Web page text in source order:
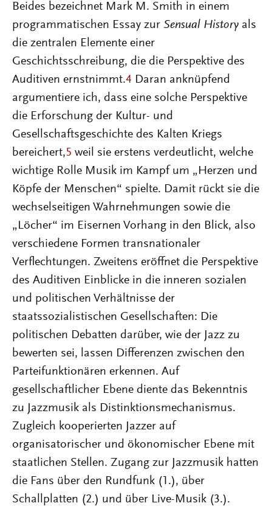
Beides bezeichnet Mark M. Smith in einem
programmatischen Essay zur Sensual History als
die zentralen Elemente einer
Geschichtsschreibung, die die Perspektive des
Auditiven ernstnimmt.4 Daran anknüpfend
argumentiere ich, dass eine solche Perspektive
die Erforschung der Kultur- und
Gesellschaftsgeschichte des Kalten Kriegs
bereichert,5 weil sie erstens verdeutlicht, welche
wichtige Rolle Musik im Kampf um „Herzen und
Köpfe der Menschen“ spielte. Damit rückt sie die
wechselseitigen Wahrnehmungen sowie die
„Löcher“ im Eisernen Vorhang in den Blick, also
verschiedene Formen transnationaler
Verflechtungen. Zweitens eröffnet die Perspektive
des Auditiven Einblicke in die inneren sozialen
und politischen Verhältnisse der
staatssozialistischen Gesellschaften: Die
politischen Debatten darüber, wie der Jazz zu
bewerten sei, lassen Differenzen zwischen den
Parteifunktionären erkennen. Auf
gesellschaftlicher Ebene diente das Bekenntnis
zu Jazzmusik als Distinktionsmechanismus.
Zugleich kooperierten Jazzer auf
organisatorischer und ökonomischer Ebene mit
staatlichen Stellen. Zugang zur Jazzmusik hatten
die Fans über den Rundfunk (1.), über
Schallplatten (2.) und über Live-Musik (3.).